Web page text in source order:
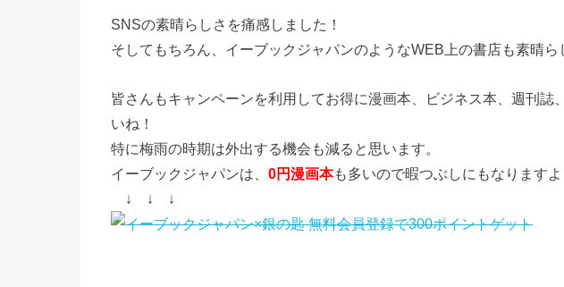
SNSの素晴らしさを痛感しました！
そしてもちろん、イーブックジャパンのようなWEB上の書店も素晴ら
皆さんもキャンペーンを利用してお得に漫画本、ビジネス本、週刊誌
いね！
特に梅雨の時期は外出する機会も減ると思います。
イーブックジャパンは、 0円漫画本も多いので暇つぶしにもなりますよ
↓ ↓ ↓